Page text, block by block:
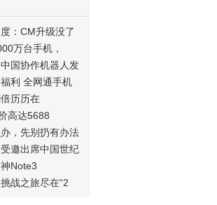
：CM升级没了
万台手机，
国协作机器人发
利 全网通手机
历历在
高达5688
，先别扔有办法
邀出席中国世纪
Note3
战之旅尽在“2